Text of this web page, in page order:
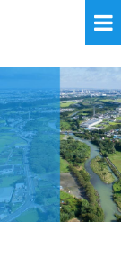
Home
Guidance
Facilities
Access